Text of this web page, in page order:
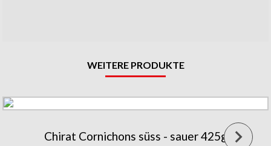
WEITERE PRODUKTE
Chirat Cornichons süss - sauer 425g